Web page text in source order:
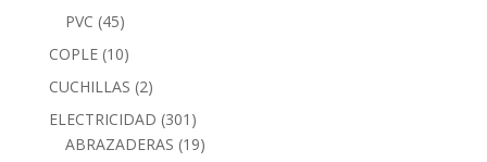
PVC (45)
COPLE (10)
CUCHILLAS (2)
ELECTRICIDAD (301)
ABRAZADERAS (19)